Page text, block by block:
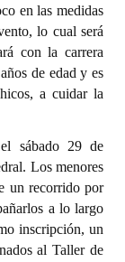
en las medidas
lo cual será
con la carrera
de edad y es
a cuidar la
sábado 29 de
Los menores
un recorrido por
a lo largo
inscripción, un
al Taller de